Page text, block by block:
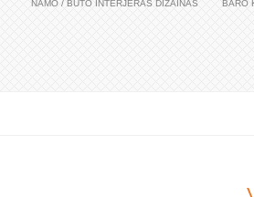
NAMO / BUTO INTERJERAS DIZAINAS
BARO